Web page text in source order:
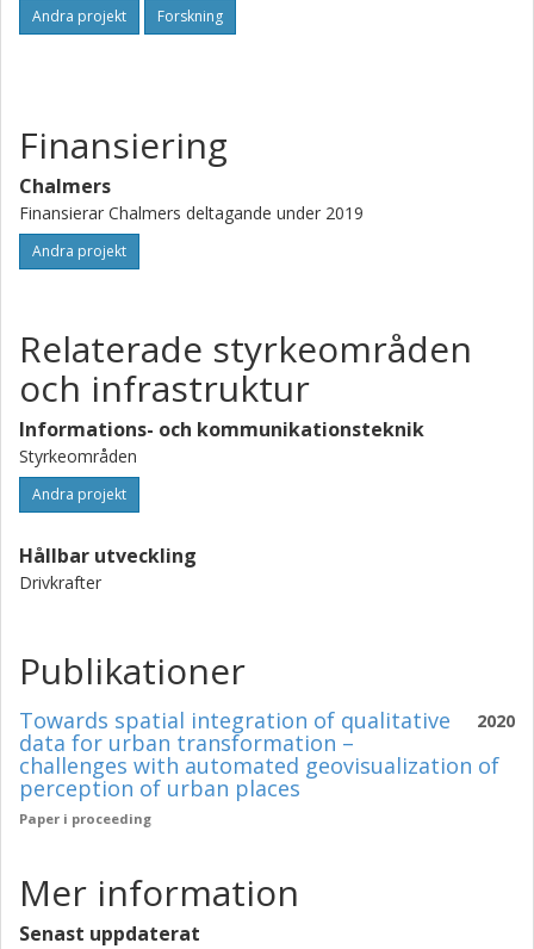
Andra projekt Forskning
Finansiering
Chalmers
Finansierar Chalmers deltagande under 2019
Andra projekt
Relaterade styrkeområden
och infrastruktur
Informations- och kommunikationsteknik
Styrkeområden
Andra projekt
Hållbar utveckling
Drivkrafter
Publikationer
2020
Towards spatial integration of qualitative
data for urban transformation –
challenges with automated geovisualization of
perception of urban places
Paper i proceeding
Mer information
Senast uppdaterat